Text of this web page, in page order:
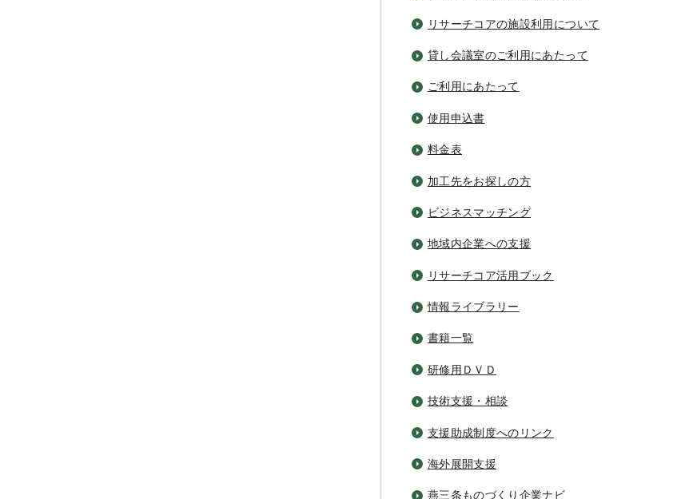
リサーチコアの施設利用について
貸し会議室のご利用にあたって
ご利用にあたって
使用申込書
料金表
加工先をお探しの方
ビジネスマッチング
地域内企業への支援
リサーチコア活用ブック
情報ライブラリー
書籍一覧
研修用ＤＶＤ
技術支援・相談
支援助成制度へのリンク
海外展開支援
燕三条ものづくり企業ナビ